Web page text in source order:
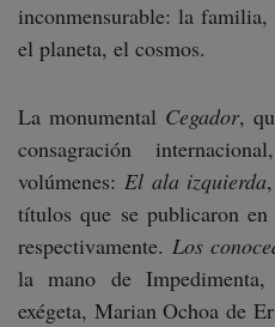
inconmensurable: la
el planeta, el cosmos.
La monumental Cegador,
consagración
volúmenes: El ala izquierda,
títulos que se publicaron
respectivamente. Los
la mano de
exégeta, Marian Ochoa de